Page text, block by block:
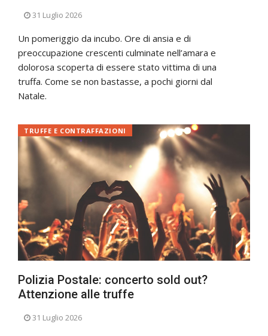
31 Luglio 2026
Un pomeriggio da incubo. Ore di ansia e di
preoccupazione crescenti culminate nell’amara e
dolorosa scoperta di essere stato vittima di una
truffa. Come se non bastasse, a pochi giorni dal
Natale.
Polizia Postale: concerto sold out?
Attenzione alle truffe
TRUFFE E CONTRAFFAZIONI
31 Luglio 2026